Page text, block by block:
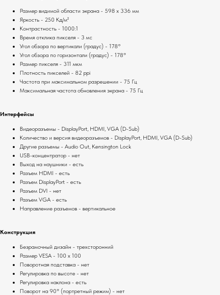
Размер видимой области экрана - 598 x 336 мм
Яркость - 250 Кд/м²
Контрастность - 1000:1
Время отклика пикселя - 3 мс
Угол обзора по вертикали (градус) - 178°
Угол обзора по горизонтали (градус) - 178°
Размер пикселя - 311 мкм
Плотность пикселей - 82 ppi
Частота при максимальном разрешении - 75 Гц
Максимальная частота обновления экрана - 75 Гц
Интерфейсы
Видеоразъемы - DisplayPort, HDMI, VGA (D-Sub)
Количество и версия видеоразъемов - DisplayPort, HDMI, VGA (D-Sub)
Другие разъемы - Audio Out, Kensington Lock
USB-концентратор - нет
Выход на наушники - есть
Разъем HDMI - есть
Разъем DisplayPort - есть
Разъем DVI - нет
Разъем VGA - есть
Направление разъемов - вертикальное
Конструкция
Безрамочный дизайн - трехсторонний
Размер VESA - 100 x 100
Поворотная подставка - нет
Регулировка по высоте - нет
Регулировка наклона - есть
Поворот на 90° (портретный режим) - нет